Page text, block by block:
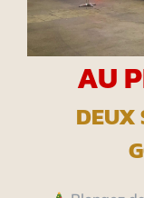
AU
DEUX